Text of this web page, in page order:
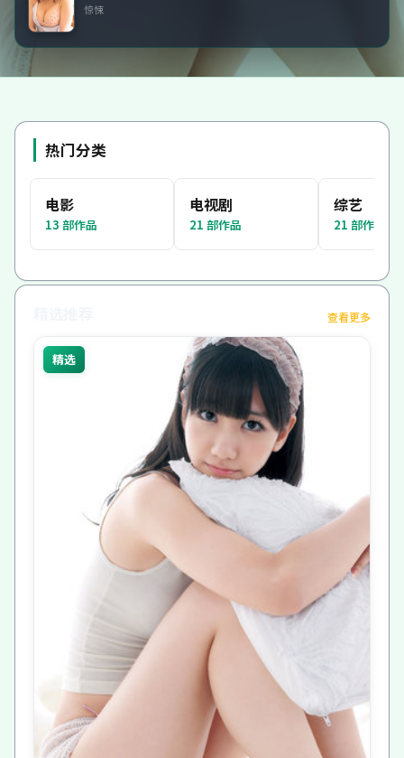
惊悚
热门分类
电影
13 部作品
电视剧
21 部作品
综艺
21 部作品
查看更多
精选